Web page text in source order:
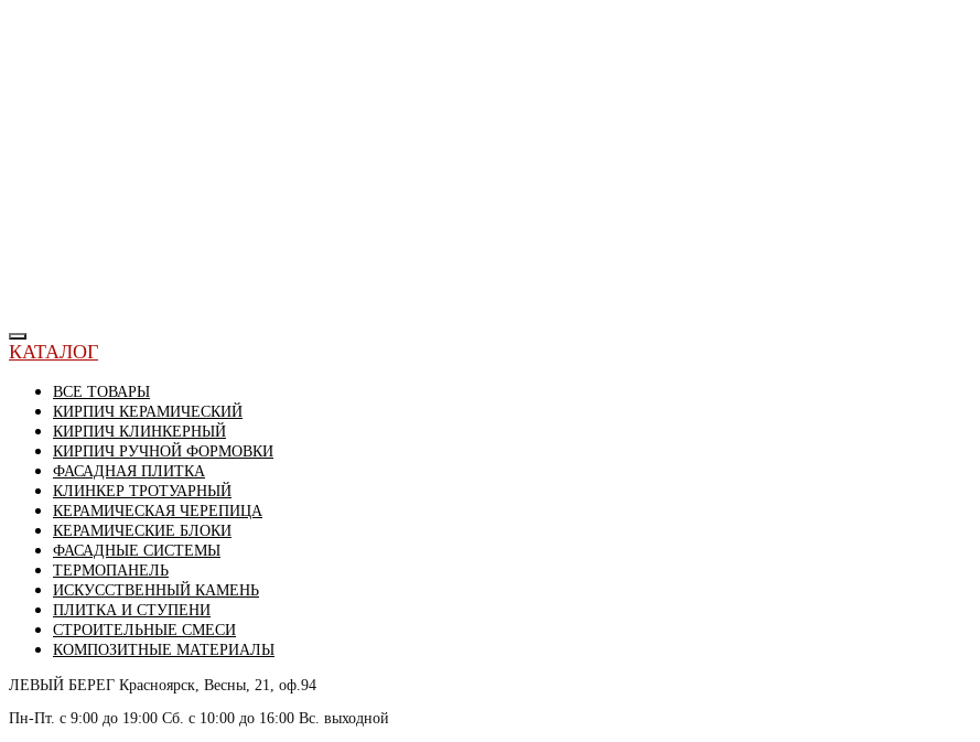
КАТАЛОГ
ВСЕ ТОВАРЫ
КИРПИЧ КЕРАМИЧЕСКИЙ
КИРПИЧ КЛИНКЕРНЫЙ
КИРПИЧ РУЧНОЙ ФОРМОВКИ
ФАСАДНАЯ ПЛИТКА
КЛИНКЕР ТРОТУАРНЫЙ
КЕРАМИЧЕСКАЯ ЧЕРЕПИЦА
КЕРАМИЧЕСКИЕ БЛОКИ
ФАСАДНЫЕ СИСТЕМЫ
ТЕРМОПАНЕЛЬ
ИСКУССТВЕННЫЙ КАМЕНЬ
ПЛИТКА И СТУПЕНИ
СТРОИТЕЛЬНЫЕ СМЕСИ
КОМПОЗИТНЫЕ МАТЕРИАЛЫ
ЛЕВЫЙ БЕРЕГ Красноярск, Весны, 21, оф.94
Пн-Пт. с 9:00 до 19:00 Сб. с 10:00 до 16:00 Вс. выходной